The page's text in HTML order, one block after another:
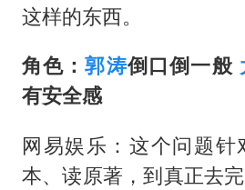
这样的东西。
角色：郭涛倒口倒一般
有安全感
网易娱乐：这个问题针
本、读原著，到真正去